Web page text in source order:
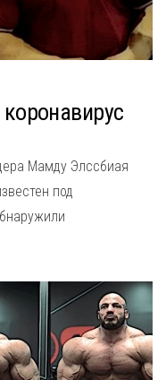
Мамду Элссбиая
под